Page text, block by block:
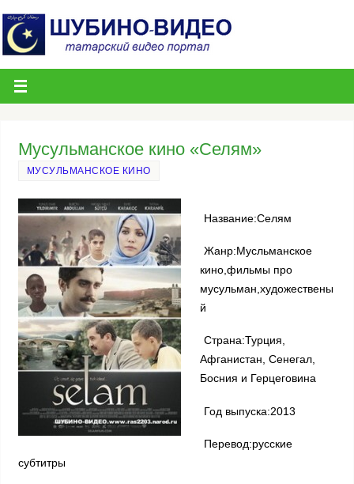
Мусульманское кино «Селям»
МУСУЛЬМАНСКОЕ КИНО
Название:Селям
Жанр:Мусльманское
кино,фильмы про
мусульман,художествены
й
Страна:Турция,
Афганистан, Сенегал,
Босния и Герцеговина
Год выпуска:2013
Перевод:русские
субтитры